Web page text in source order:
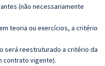
(não necessariamente
teoria ou exercícios, a critério
será reestruturado a critério da
contrato vigente).